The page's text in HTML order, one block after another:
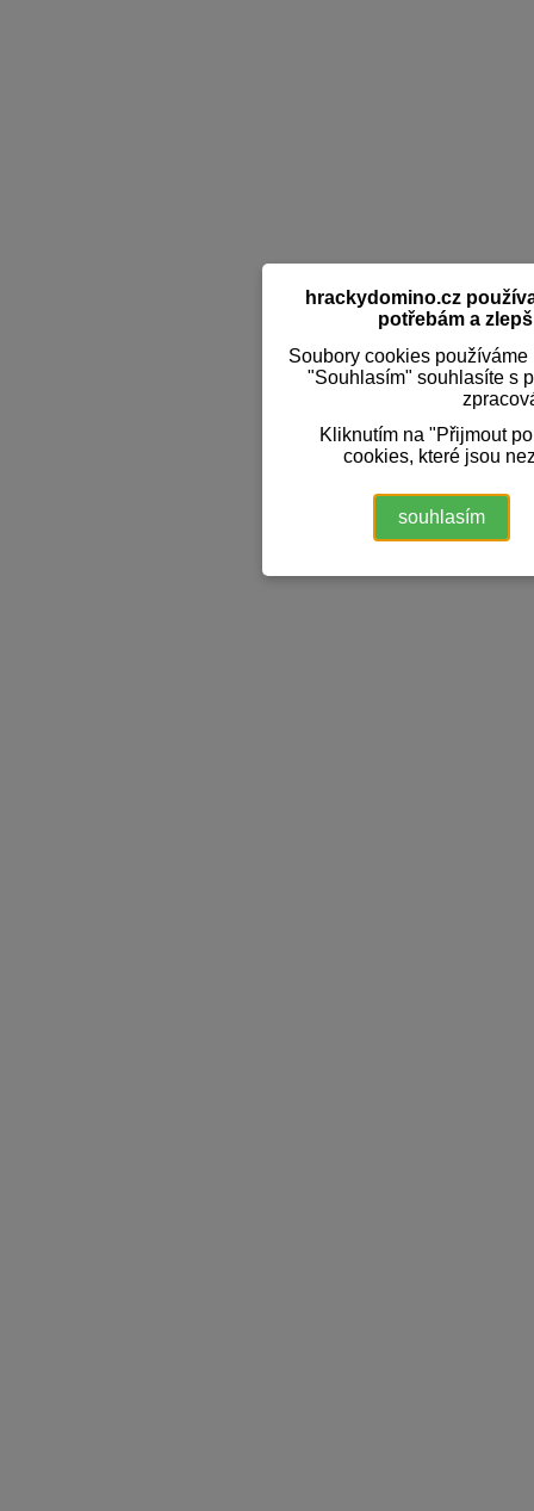
hrackydomino.cz
potřebám a
Soubory cookies
"Souhlasím" souhlasíte s
Kliknutím na "Přijmout
cookies, které jsou
souhlasím